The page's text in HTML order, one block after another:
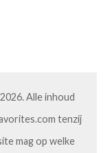
Alle inhoud
tenzij
mag op welke